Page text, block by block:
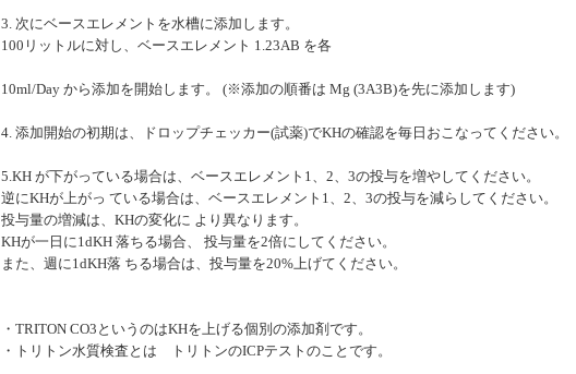
3. 次にベースエレメントを水槽に添加します。
100リットルに対し、ベースエレメント 1.23AB を各
10ml/Day から添加を開始します。 (※添加の順番は Mg (3A3B)を先に添加します)
4. 添加開始の初期は、ドロップチェッカー(試薬)でKHの確認を毎日おこなってください。
5.KH が下がっている場合は、ベースエレメント1、2、3の投与を増やしてください。
逆にKHが上がっ ている場合は、ベースエレメント1、2、3の投与を減らしてください。
投与量の増減は、KHの変化に より異なります。
KHが一日に1dKH 落ちる場合、 投与量を2倍にしてください。
また、週に1dKH落 ちる場合は、投与量を20%上げてください。
・TRITON CO3というのはKHを上げる個別の添加剤です。
・トリトン水質検査とは トリトンのICPテストのことです。